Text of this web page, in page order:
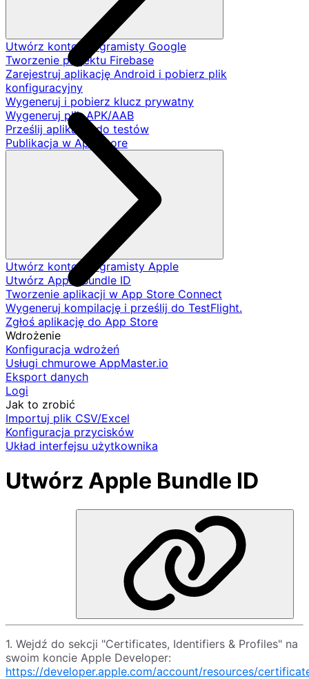
Utwórz konto programisty Google
Tworzenie projektu Firebase
Zarejestruj aplikację Android i pobierz plik
konfiguracyjny
Wygeneruj i pobierz klucz prywatny
Wygeneruj plik APK/AAB
Prześlij aplikację do testów
Publikacja w App Store
Utwórz konto programisty Apple
Utwórz Apple Bundle ID
Tworzenie aplikacji w App Store Connect
Wygeneruj kompilację i prześlij do TestFlight.
Zgłoś aplikację do App Store
Wdrożenie
Konfiguracja wdrożeń
Usługi chmurowe AppMaster.io
Eksport danych
Logi
Jak to zrobić
Importuj plik CSV/Excel
Konfiguracja przycisków
Układ interfejsu użytkownika
Utwórz Apple Bundle ID
1. Wejdź do sekcji "Certificates, Identifiers & Profiles" na
swoim koncie Apple Developer:
https://developer.apple.com/account/resources/